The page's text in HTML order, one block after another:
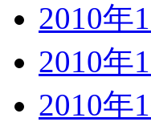
2010年
2010年
2010年